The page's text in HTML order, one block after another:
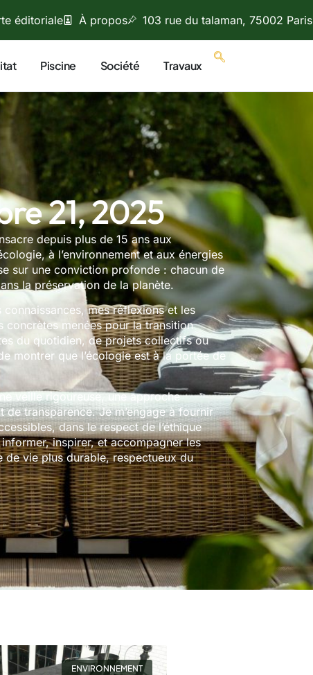
éditoriale À propos 103 rue du talaman, 75002 Paris
Piscine Société Travaux
21, 2025
depuis plus de 15 ans aux
à l’environnement et aux énergies
sur une conviction profonde : chacun de
la préservation de la planète.
mes réflexions et les
menées pour la transition
du quotidien, de projets collectifs ou
montrer que l’écologie est à la portée de
veille rigoureuse, une approche
transparence. Je m’engage à fournir
dans le respect de l’éthique
inspirer, et accompagner les
vie plus durable, respectueux du
ENVIRONNEMENT